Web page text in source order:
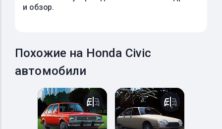
и обзор.
Похожие на Honda Civic
автомобили